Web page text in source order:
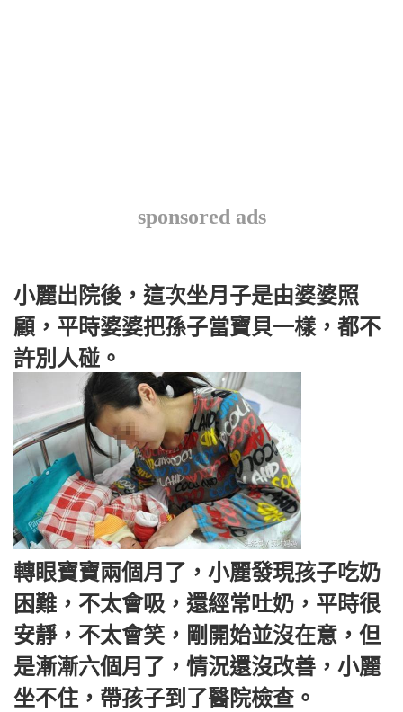
sponsored ads
小麗出院後，這次坐月子是由婆婆照
顧，平時婆婆把孫子當寶貝一樣，都不
許別人碰。
轉眼寶寶兩個月了，小麗發現孩子吃奶
困難，不太會吸，還經常吐奶，平時很
安靜，不太會笑，剛開始並沒在意，但
是漸漸六個月了，情況還沒改善，小麗
坐不住，帶孩子到了醫院檢查。